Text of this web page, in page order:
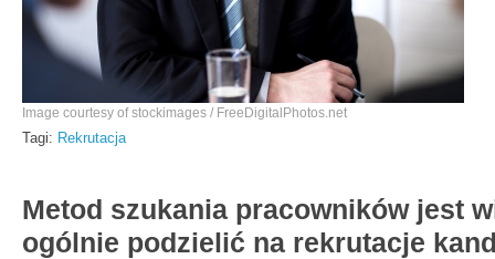
Image courtesy of stockimages / FreeDigitalPhotos.net
Tagi: Rekrutacja
Metod szukania pracowników jest
ogólnie podzielić na rekrutacje